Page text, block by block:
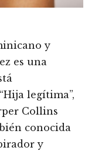
y
es una
legítima”,
Collins
conocida
y